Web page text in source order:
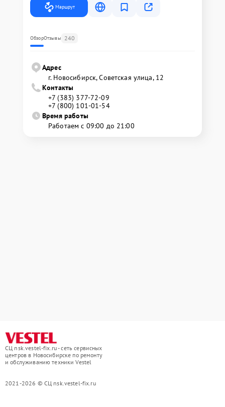
Маршрут
ОбзорОтзывы 240
Адрес
г. Новосибирск, Советская улица, 12
Контакты
+7 (383) 377-72-09
+7 (800) 101-01-54
Время работы
Работаем с 09:00 до 21:00
СЦ nsk.vestel-fix.ru - сеть сервисных
центров в Новосибирске по ремонту
и обслуживанию техники Vestel
2021-2026 © СЦ nsk.vestel-fix.ru